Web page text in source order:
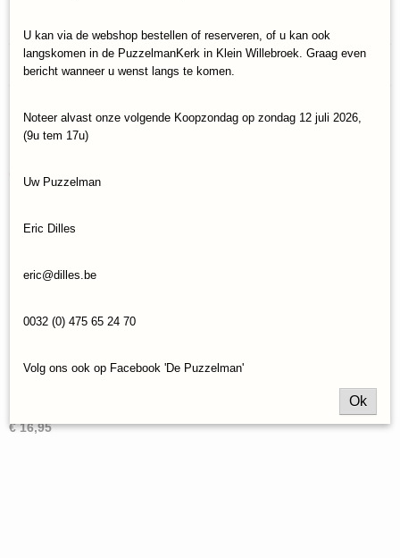
Productcode
RAV-16918
4005556169184
Reacties
Save
Ook interessant
€ 16,95
U kan via de webshop bestellen of reserveren, of u kan ook
langskomen in de PuzzelmanKerk in Klein Willebroek. Graag even
bericht wanneer u wenst langs te komen.
Noteer alvast onze volgende Koopzondag op zondag 12 juli 2026,
(9u tem 17u)
Uw Puzzelman
Eric Dilles
eric@dilles.be
0032 (0) 475 65 24 70
Volg ons ook op Facebook 'De Puzzelman'
Ok